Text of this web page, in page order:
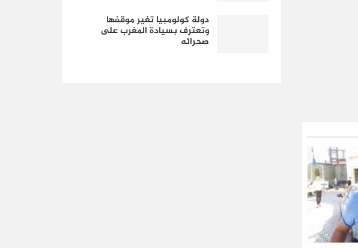
دولة كولومبيا تغير موقفها
وتعترف بسيادة المغرب على
صحرائه